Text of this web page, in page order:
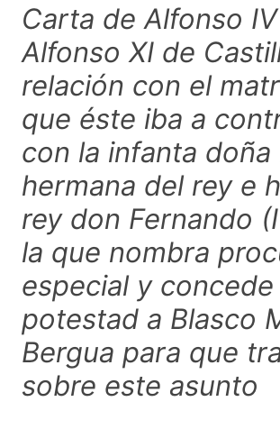
Carta de Alfonso
Alfonso XI de
relación con el
que éste iba a
con la infanta doña
hermana del rey e
rey don Fernando
la que nombra
especial y concede
potestad a Blasco
Bergua para que
sobre este asunto